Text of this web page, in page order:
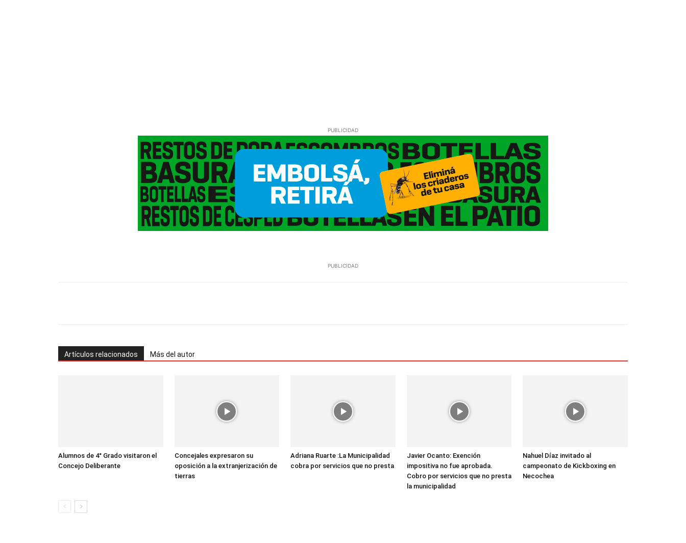
PUBLICIDAD
PUBLICIDAD
Artículos relacionados Más del autor
Alumnos de 4° Grado visitaron el
Concejo Deliberante
Concejales expresaron su
oposición a la extranjerización de
tierras
Adriana Ruarte :La Municipalidad
cobra por servicios que no presta
Javier Ocanto: Exención
impositiva no fue aprobada.
Cobro por servicios que no presta
la municipalidad
Nahuel Díaz invitado al
campeonato de Kickboxing en
Necochea